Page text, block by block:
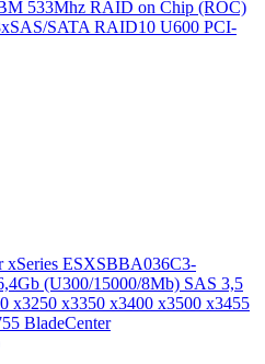
533Mhz RAID on Chip (ROC)
SATA RAID10 U600 PCI-